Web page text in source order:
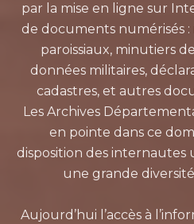
par la mise en ligne sur
de documents numérisés :
paroissiaux, minutiers
données militaires,
cadastres, et autres
Les Archives
en pointe dans ce
disposition des
une grande
Aujourd’hui l’accès à